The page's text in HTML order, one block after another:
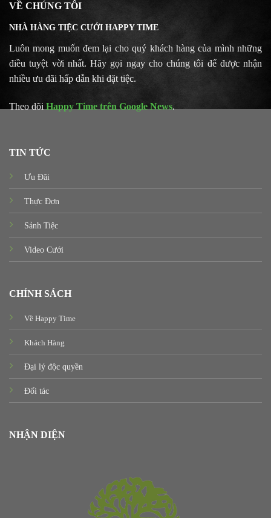
VỀ CHÚNG TÔI
NHÀ HÀNG TIỆC CƯỚI HAPPY TIME
Luôn mong muốn đem lại cho quý khách hàng của mình những
điều tuyệt vời nhất. Hãy gọi ngay cho chúng tôi để được nhận
nhiều ưu đãi hấp dẫn khi đặt tiệc.
Theo dõi Happy Time trên Google News.
TIN TỨC
Ưu Đãi
Thực Đơn
Sảnh Tiệc
Video Cưới
CHÍNH SÁCH
Về Happy Time
Khách Hàng
Đại lý độc quyền
Đối tác
NHẬN DIỆN